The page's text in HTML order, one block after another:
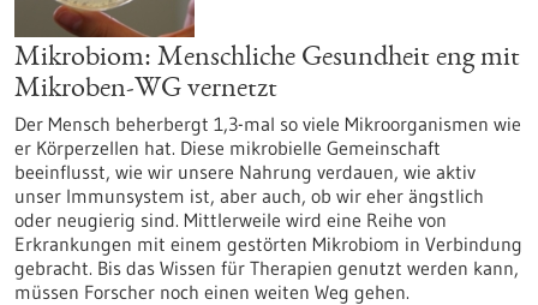
Mikrobiom: Menschliche Gesundheit eng mit
Mikroben-WG vernetzt
Der Mensch beherbergt 1,3-mal so viele Mikroorganismen wie
er Körperzellen hat. Diese mikrobielle Gemeinschaft
beeinflusst, wie wir unsere Nahrung verdauen, wie aktiv
unser Immunsystem ist, aber auch, ob wir eher ängstlich
oder neugierig sind. Mittlerweile wird eine Reihe von
Erkrankungen mit einem gestörten Mikrobiom in Verbindung
gebracht. Bis das Wissen für Therapien genutzt werden kann,
müssen Forscher noch einen weiten Weg gehen.